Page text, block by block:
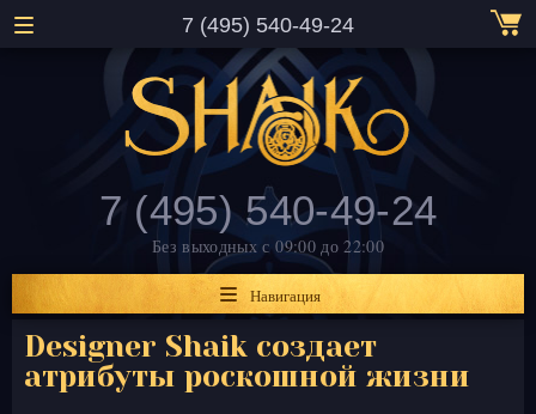
7 (495) 540-49-24
7 (495) 540-49-24
Без выходныхс 09:00 до 22:00
Навигация
Designer Shaik создает
атрибуты роскошной жизни